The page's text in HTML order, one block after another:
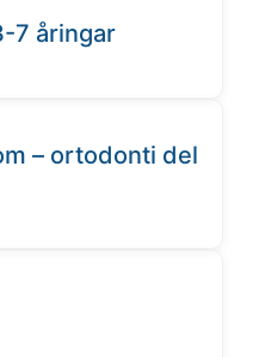
7 åringar
– ortodonti del